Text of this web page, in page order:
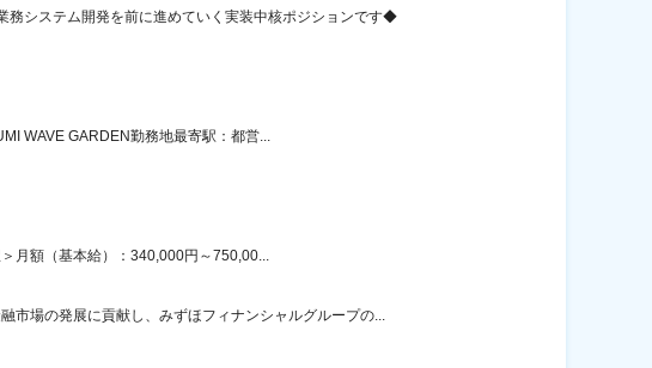
システム開発を前に進めていく実装中核ポジションです◆
WAVE GARDEN勤務地最寄駅：都営...
月額（基本給）：340,000円～750,00...
場の発展に貢献し、みずほフィナンシャルグループの...